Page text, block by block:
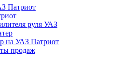
Патриот
руля УАЗ
на УАЗ Патриот
продаж